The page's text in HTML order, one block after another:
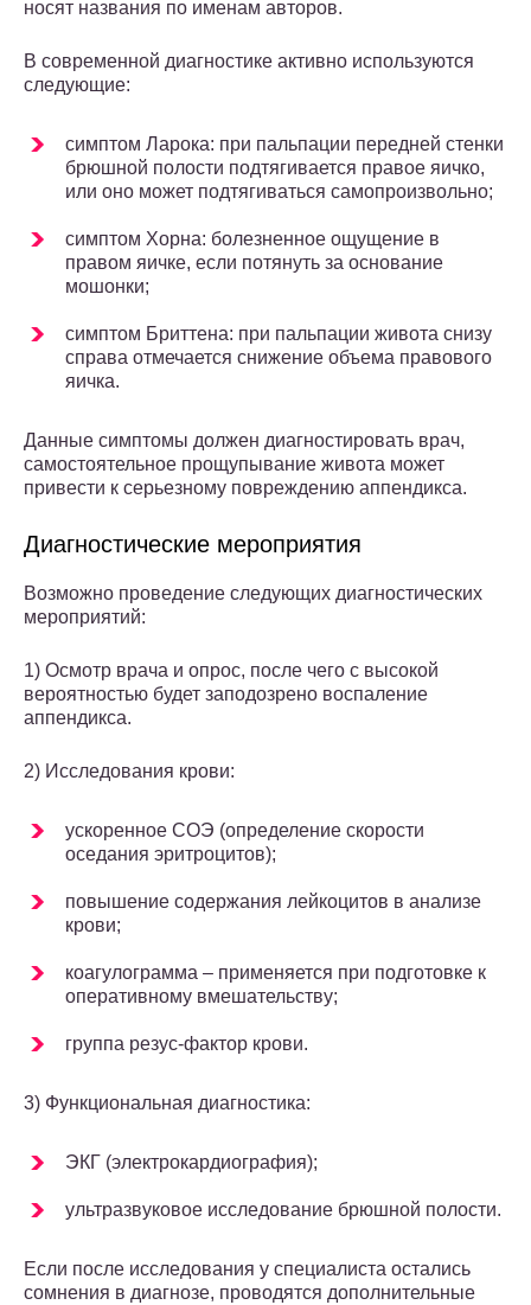
носят названия по именам авторов.
В современной диагностике активно используются
следующие:
симптом Ларока: при пальпации передней стенки
брюшной полости подтягивается правое яичко,
или оно может подтягиваться самопроизвольно;
симптом Хорна: болезненное ощущение в
правом яичке, если потянуть за основание
мошонки;
симптом Бриттена: при пальпации живота снизу
справа отмечается снижение объема правового
яичка.
Данные симптомы должен диагностировать врач,
самостоятельное прощупывание живота может
привести к серьезному повреждению аппендикса.
Диагностические мероприятия
Возможно проведение следующих диагностических
мероприятий:
1) Осмотр врача и опрос, после чего с высокой
вероятностью будет заподозрено воспаление
аппендикса.
2) Исследования крови:
ускоренное СОЭ (определение скорости
оседания эритроцитов);
повышение содержания лейкоцитов в анализе
крови;
коагулограмма – применяется при подготовке к
оперативному вмешательству;
группа резус-фактор крови.
3) Функциональная диагностика:
ЭКГ (электрокардиография);
ультразвуковое исследование брюшной полости.
Если после исследования у специалиста остались
сомнения в диагнозе, проводятся дополнительные